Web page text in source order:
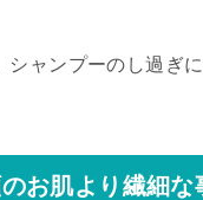
シャンプーのし過ぎ
お肌より繊細な